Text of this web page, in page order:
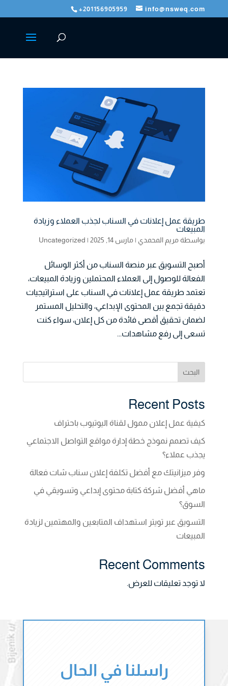
+201156905959 info@nsweq.com
طريقة عمل إعلانات في السناب لجذب العملاء وزيادة
المبيعات
بواسطةمريم المحمدي | مارس 14, 2025 |
Uncategorized
أصبح التسويق عبر منصة السناب من أكثر الوسائل
الفعالة للوصول إلى العملاء المحتملين وزيادة المبيعات،
تعتمد طريقة عمل إعلانات في السناب على استراتيجيات
دقيقة تجمع بين المحتوى الإبداعي، والتحليل المستمر
لضمان تحقيق أقصى فائدة من كل إعلان، سواء كنت
تسعى إلى رفع مشاهدات...
البحث
Recent Posts
كيفية عمل إعلان ممول لقناة اليوتيوب باحتراف
كيف تصمم نموذج خطة إدارة مواقع التواصل الاجتماعي
يجذب عملاء؟
وفر ميزانيتك مع أفضل تكلفة إعلان سناب شات فعالة
ماهي أفضل شركة كتابة محتوى إبداعي وتسويقي في
السوق؟
التسويق عبر تويتر استهداف المتابعين والمهتمين لزيادة
المبيعات
Recent Comments
لا توجد تعليقات للعرض.
راسلنا في الحال